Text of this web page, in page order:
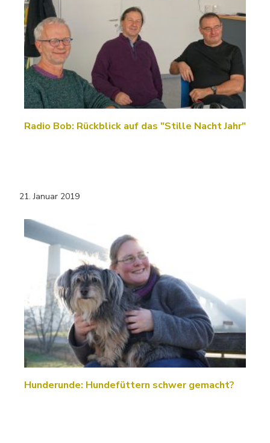
Radio Bob: Rückblick auf das "Stille Nacht Jahr"
21. Januar 2019
Hunderunde: Hundefüttern schwer gemacht?